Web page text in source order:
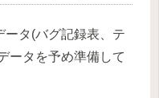
ータ(バグ記録表、テ
ータを予め準備して